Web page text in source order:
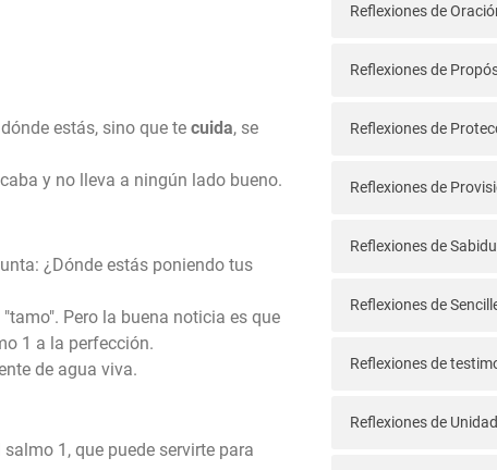
estás, sino que te cuida, se
y no lleva a ningún lado bueno.
¿Dónde estás poniendo tus
Pero la buena noticia es que
1 a la perfección.
de agua viva.
1, que puede servirte para
Reflexiones de
Reflexiones de
Reflexiones de
Reflexiones de
Reflexiones de
Reflexiones de
Reflexiones de
Reflexiones de Unidad